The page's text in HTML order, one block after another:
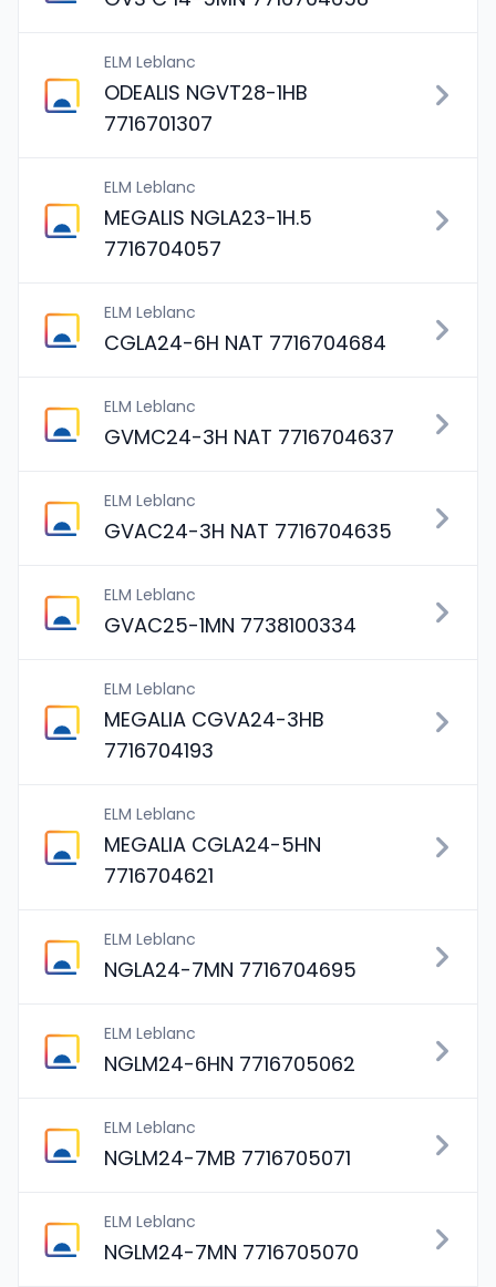
ELM Leblanc
ODEALIS NGVT28-1HB
7716701307
ELM Leblanc
MEGALIS NGLA23-1H.5
7716704057
ELM Leblanc
CGLA24-6H NAT 7716704684
ELM Leblanc
GVMC24-3H NAT 7716704637
ELM Leblanc
GVAC24-3H NAT 7716704635
ELM Leblanc
GVAC25-1MN 7738100334
ELM Leblanc
MEGALIA CGVA24-3HB
7716704193
ELM Leblanc
MEGALIA CGLA24-5HN
7716704621
ELM Leblanc
NGLA24-7MN 7716704695
ELM Leblanc
NGLM24-6HN 7716705062
ELM Leblanc
NGLM24-7MB 7716705071
ELM Leblanc
NGLM24-7MN 7716705070